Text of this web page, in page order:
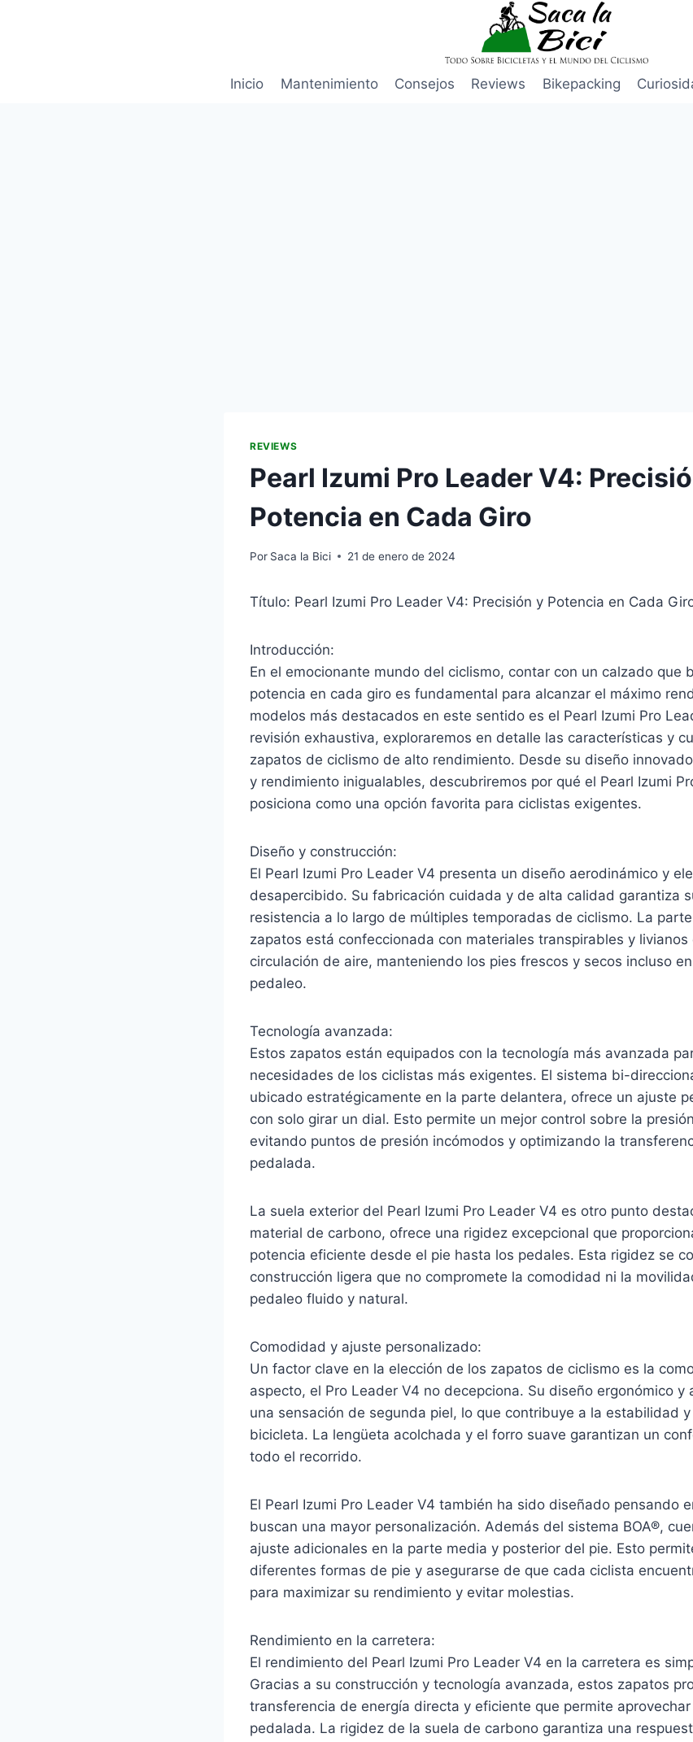
Inicio
Mantenimiento Consejos Reviews Bikepacking
REVIEWS
Pearl Izumi Pro Leader V4:
Potencia en Cada Giro
Por Saca la Bici 21 de enero de 2024
Título: Pearl Izumi Pro Leader V4: Precisión y Potencia en Cada
Introducción:
En el emocionante mundo del ciclismo, contar con un calzado que
potencia en cada giro es fundamental para alcanzar el máximo
modelos más destacados en este sentido es el Pearl Izumi Pro
revisión exhaustiva, exploraremos en detalle las características y
zapatos de ciclismo de alto rendimiento. Desde su diseño
y rendimiento inigualables, descubriremos por qué el Pearl Izumi
posiciona como una opción favorita para ciclistas exigentes.
Diseño y construcción:
El Pearl Izumi Pro Leader V4 presenta un diseño aerodinámico y
desapercibido. Su fabricación cuidada y de alta calidad garantiza
resistencia a lo largo de múltiples temporadas de ciclismo. La
zapatos está confeccionada con materiales transpirables y livianos
circulación de aire, manteniendo los pies frescos y secos incluso
pedaleo.
Tecnología avanzada:
Estos zapatos están equipados con la tecnología más avanzada
necesidades de los ciclistas más exigentes. El sistema bi-
ubicado estratégicamente en la parte delantera, ofrece un ajuste
con solo girar un dial. Esto permite un mejor control sobre la
evitando puntos de presión incómodos y optimizando la
pedalada.
La suela exterior del Pearl Izumi Pro Leader V4 es otro punto
material de carbono, ofrece una rigidez excepcional que
potencia eficiente desde el pie hasta los pedales. Esta rigidez se
construcción ligera que no compromete la comodidad ni la
pedaleo fluido y natural.
Comodidad y ajuste personalizado:
Un factor clave en la elección de los zapatos de ciclismo es la
aspecto, el Pro Leader V4 no decepciona. Su diseño ergonómico y
una sensación de segunda piel, lo que contribuye a la estabilidad
bicicleta. La lengüeta acolchada y el forro suave garantizan un
todo el recorrido.
El Pearl Izumi Pro Leader V4 también ha sido diseñado pensando
buscan una mayor personalización. Además del sistema BOA®,
ajuste adicionales en la parte media y posterior del pie. Esto
diferentes formas de pie y asegurarse de que cada ciclista
para maximizar su rendimiento y evitar molestias.
Rendimiento en la carretera:
El rendimiento del Pearl Izumi Pro Leader V4 en la carretera es
Gracias a su construcción y tecnología avanzada, estos zapatos
transferencia de energía directa y eficiente que permite
pedalada. La rigidez de la suela de carbono garantiza una